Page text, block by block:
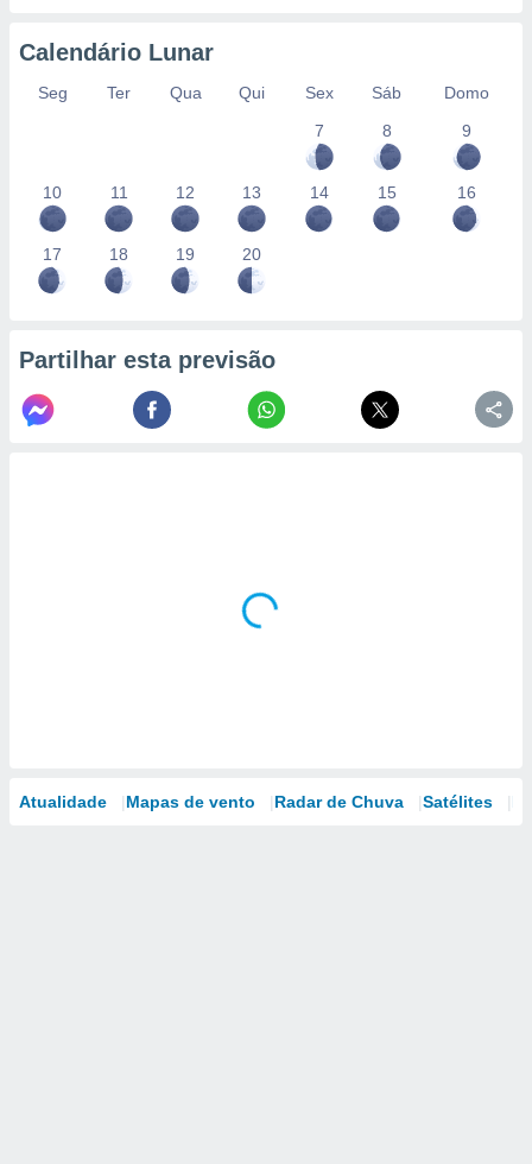
Calendário Lunar
Seg Ter Qua Qui Sex Sáb
Domo
7
8 9
10 11 12 13 14 15 16
17 18 19 20
Partilhar esta previsão
Atualidade Mapas de vento Radar de Chuva Satélites